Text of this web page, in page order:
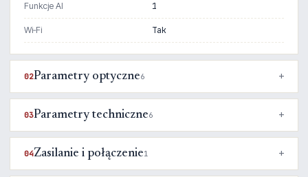
Funkcje AI 1
Wi‑Fi Tak
02Parametry optyczne6
03Parametry techniczne6
04Zasilanie i połączenie1